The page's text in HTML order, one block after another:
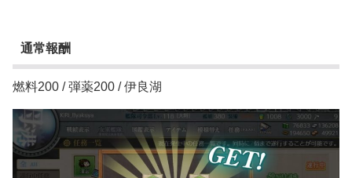
通常報酬
燃料200 / 弾薬200 / 伊良湖